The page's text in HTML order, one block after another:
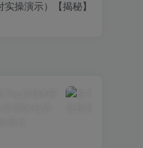
操演示）【揭秘】